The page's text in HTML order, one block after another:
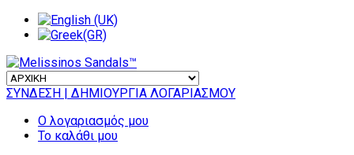
ΣΥΝΔΕΣΗ | ΔΗΜΙΟΥΡΓΙΑ ΛΟΓΑΡΙΑΣΜΟΥ
Ο λογαριασμός μου
Το καλάθι μου